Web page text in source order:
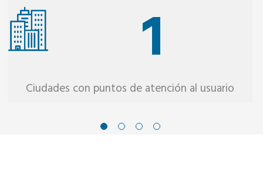
1
Ciudades con puntos de atención al usuario